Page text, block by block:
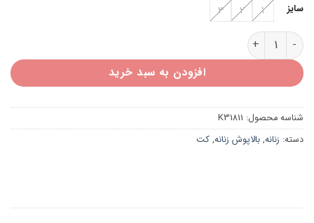
سایز 1
2
3
کت کراپ پشمی K31811 عدد
افزودن به سبد خرید
شناسه محصول: K31811
دسته: زنانه, بالاپوش زنانه, کت